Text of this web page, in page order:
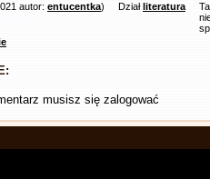
autor: entucentka) Działliteratura
musisz się zalogować